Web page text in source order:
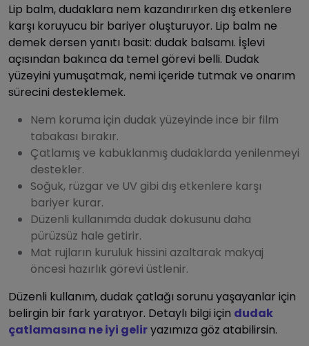
Lip balm, dudaklara nem kazandırırken dış etkenlere
karşı koruyucu bir bariyer oluşturuyor. Lip balm ne
demek dersen yanıtı basit: dudak balsamı. İşlevi
açısından bakınca da temel görevi belli. Dudak
yüzeyini yumuşatmak, nemi içeride tutmak ve onarım
sürecini desteklemek.
Nem koruma için dudak yüzeyinde ince bir film
tabakası bırakır.
Çatlamış ve kabuklanmış dudaklarda yenilenmeyi
destekler.
Soğuk, rüzgar ve UV gibi dış etkenlere karşı
bariyer kurar.
Düzenli kullanımda dudak dokusunu daha
pürüzsüz hale getirir.
Mat rujların kuruluk hissini azaltarak makyaj
öncesi hazırlık görevi üstlenir.
Düzenli kullanım, dudak çatlağı sorunu yaşayanlar için
belirgin bir fark yaratıyor. Detaylı bilgi için dudak
çatlamasına ne iyi geliryazımıza göz atabilirsin.